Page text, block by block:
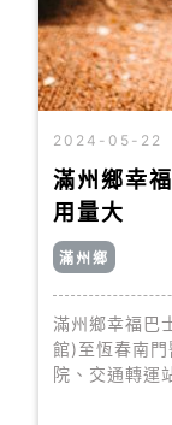
2024-05-22
滿州鄉幸
用量大
滿州鄉
滿州鄉幸福巴
館)至恆春南
院、交通轉運